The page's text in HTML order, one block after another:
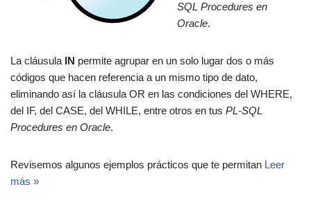
SQL Procedures en
Oracle.
La cláusula IN permite agrupar en un solo lugar dos o más
códigos que hacen referencia a un mismo tipo de dato,
eliminando así la cláusula OR en las condiciones del WHERE,
del IF, del CASE, del WHILE, entre otros en tus PL-SQL
Procedures en Oracle.
Revisemos algunos ejemplos prácticos que te permitan Leer
más »